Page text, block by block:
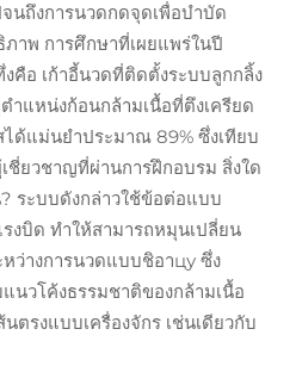
นถึงการนวดกดจุดเพื่อบำบัด
ภาพ การศึกษาที่เผยแพร่ในปี
คือ เก้าอี้นวดที่ติดตั้งระบบลูกกลิ้ง
ำแหน่งก้อนกล้ามเนื้อที่ตึงเครียด
ได้แม่นยำประมาณ 89% ซึ่งเทียบ
ชี่ยวชาญที่ผ่านการฝึกอบรม สิ่งใด
ระบบดังกล่าวใช้ข้อต่อแบบ
งบิด ทำให้สามารถหมุนเปลี่ยน
ว่างการนวดแบบชิอาцу ซึ่ง
นวโค้งธรรมชาติของกล้ามเนื้อ
ตรงแบบเครื่องจักร เช่นเดียวกับ